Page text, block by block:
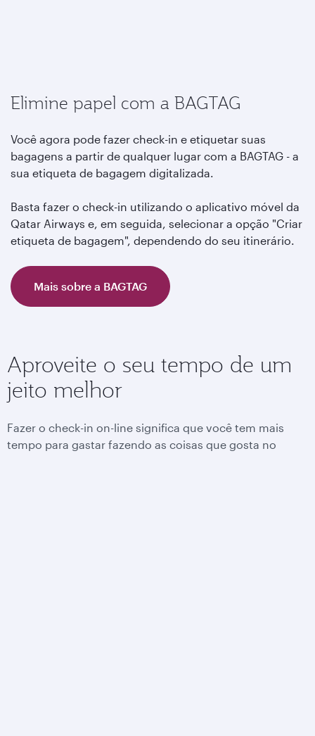
Elimine papel com a BAGTAG
Você agora pode fazer check-in e etiquetar suas
bagagens a partir de qualquer lugar com a BAGTAG - a
sua etiqueta de bagagem digitalizada.
Basta fazer o check-in utilizando o aplicativo móvel da
Qatar Airways e, em seguida, selecionar a opção "Criar
etiqueta de bagagem", dependendo do seu itinerário.
Mais sobre a BAGTAG
Aproveite o seu tempo de um
jeito melhor
Fazer o check-in on-line significa que você tem mais
tempo para gastar fazendo as coisas que gosta no